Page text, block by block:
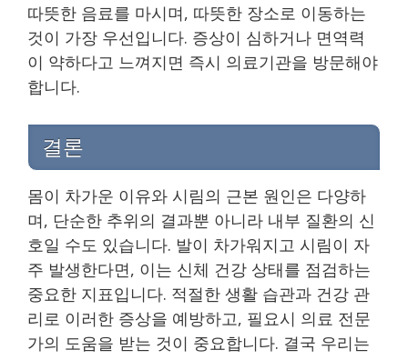
따뜻한 음료를 마시며, 따뜻한 장소로 이동하는
것이 가장 우선입니다. 증상이 심하거나 면역력
이 약하다고 느껴지면 즉시 의료기관을 방문해야
합니다.
결론
몸이 차가운 이유와 시림의 근본 원인은 다양하
며, 단순한 추위의 결과뿐 아니라 내부 질환의 신
호일 수도 있습니다. 발이 차가워지고 시림이 자
주 발생한다면, 이는 신체 건강 상태를 점검하는
중요한 지표입니다. 적절한 생활 습관과 건강 관
리로 이러한 증상을 예방하고, 필요시 의료 전문
가의 도움을 받는 것이 중요합니다. 결국 우리는